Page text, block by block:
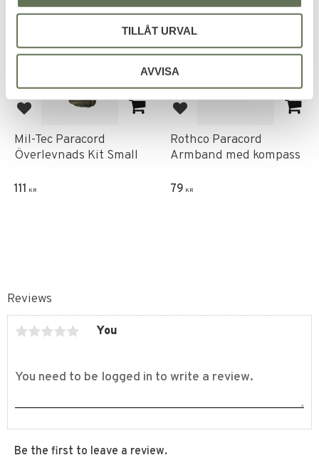
TILLÅT URVAL
AVVISA
Reviews
You
Be the first to leave a review.
Add to favorites
Mil-Tec Paracord
Överlevnads Kit Small
111 KR
Add to favorites
Rothco Paracord
Armband med kompass
79 KR